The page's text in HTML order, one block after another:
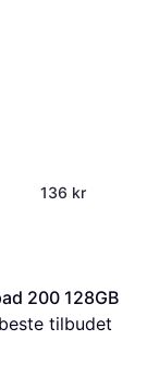
136 kr
200 128GB
tilbudet